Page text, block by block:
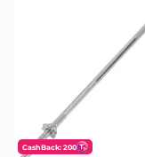
CashBack: 200